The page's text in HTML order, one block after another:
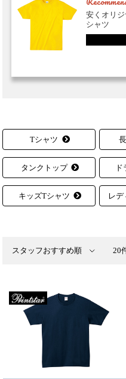
安くオリ
シャツ
Tシャツ
タンクトップ
キッズTシャツ レデ